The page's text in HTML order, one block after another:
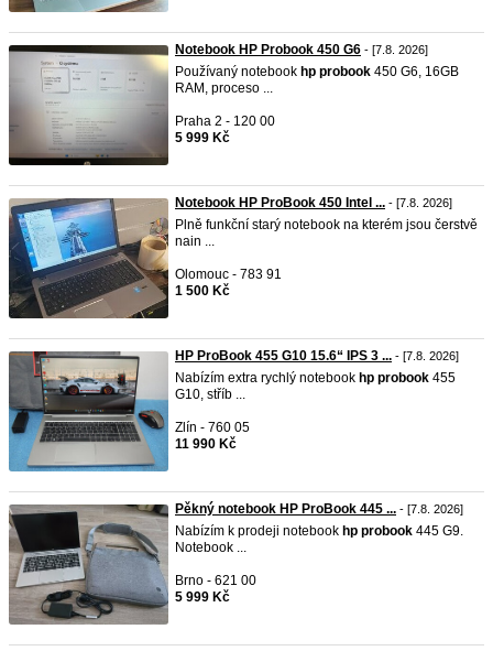
Notebook HP Probook 450 G6 - [7.8. 2026]
Používaný notebook hp probook 450 G6, 16GB
RAM, proceso ...
Praha 2 - 120 00
5 999 Kč
Notebook HP ProBook 450 Intel ... - [7.8. 2026]
Plně funkční starý notebook na kterém jsou čerstvě
nain ...
Olomouc - 783 91
1 500 Kč
HP ProBook 455 G10 15.6“ IPS 3 ... - [7.8. 2026]
Nabízím extra rychlý notebook hp probook 455
G10, stříb ...
Zlín - 760 05
11 990 Kč
Pěkný notebook HP ProBook 445 ... - [7.8. 2026]
Nabízím k prodeji notebook hp probook 445 G9.
Notebook ...
Brno - 621 00
5 999 Kč